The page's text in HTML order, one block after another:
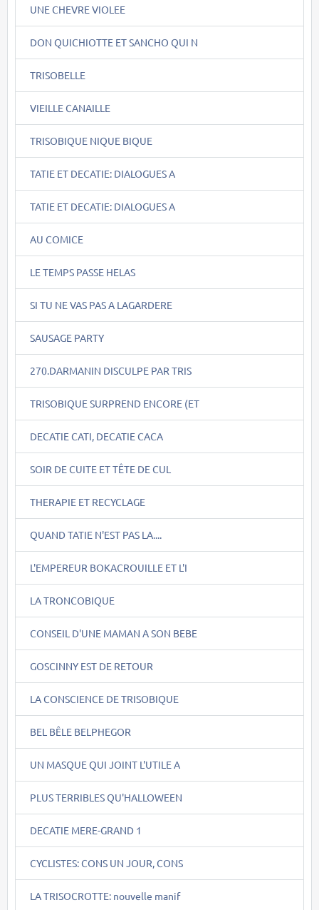
UNE CHEVRE VIOLEE
DON QUICHIOTTE ET SANCHO QUI N
TRISOBELLE
VIEILLE CANAILLE
TRISOBIQUE NIQUE BIQUE
TATIE ET DECATIE: DIALOGUES A
TATIE ET DECATIE: DIALOGUES A
AU COMICE
LE TEMPS PASSE HELAS
SI TU NE VAS PAS A LAGARDERE
SAUSAGE PARTY
270.DARMANIN DISCULPE PAR TRIS
TRISOBIQUE SURPREND ENCORE (ET
DECATIE CATI, DECATIE CACA
SOIR DE CUITE ET TÊTE DE CUL
THERAPIE ET RECYCLAGE
QUAND TATIE N'EST PAS LA....
L'EMPEREUR BOKACROUILLE ET L'I
LA TRONCOBIQUE
CONSEIL D'UNE MAMAN A SON BEBE
GOSCINNY EST DE RETOUR
LA CONSCIENCE DE TRISOBIQUE
BEL BÊLE BELPHEGOR
UN MASQUE QUI JOINT L'UTILE A
PLUS TERRIBLES QU'HALLOWEEN
DECATIE MERE-GRAND 1
CYCLISTES: CONS UN JOUR, CONS
LA TRISOCROTTE: nouvelle manif